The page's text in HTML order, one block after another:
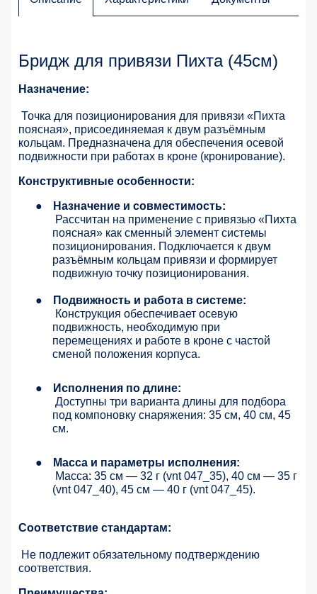
Бридж для привязи Пихта (45см)
Назначение:
Точка для позиционирования для привязи «Пихта
поясная», присоединяемая к двум разъёмным
кольцам. Предназначена для обеспечения осевой
подвижности при работах в кроне (кронирование).
Конструктивные особенности:
●
Назначение и совместимость:
Рассчитан на применение с привязью «Пихта
поясная» как сменный элемент системы
позиционирования. Подключается к двум
разъёмным кольцам привязи и формирует
подвижную точку позиционирования.
●
Подвижность и работа в системе:
Конструкция обеспечивает осевую
подвижность, необходимую при
перемещениях и работе в кроне с частой
сменой положения корпуса.
●
Исполнения по длине:
Доступны три варианта длины для подбора
под компоновку снаряжения: 35 см, 40 см, 45
см.
●
Масса и параметры исполнения:
Масса: 35 см — 32 г (vnt 047_35), 40 см — 35 г
(vnt 047_40), 45 см — 40 г (vnt 047_45).
Соответствие стандартам:
Не подлежит обязательному подтверждению
соответствия.